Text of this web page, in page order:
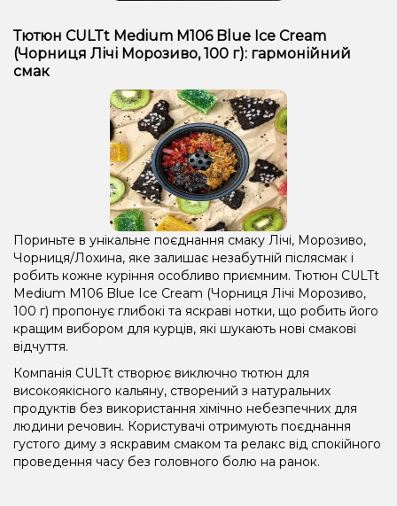
Тютюн CULTt Medium M106 Blue Ice Cream
(Чорниця Лічі Морозиво, 100 г): гармонійний
смак
Пориньте в унікальне поєднання смаку Лічі, Морозиво,
Чорниця/Лохина, яке залишає незабутній післясмак і
робить кожне куріння особливо приємним. Тютюн CULTt
Medium M106 Blue Ice Cream (Чорниця Лічі Морозиво,
100 г) пропонує глибокі та яскраві нотки, що робить його
кращим вибором для курців, які шукають нові смакові
відчуття.
Компанія CULTt створює виключно тютюн для
високоякісного кальяну, створений з натуральних
продуктів без використання хімічно небезпечних для
людини речовин. Користувачі отримують поєднання
густого диму з яскравим смаком та релакс від спокійного
проведення часу без головного болю на ранок.